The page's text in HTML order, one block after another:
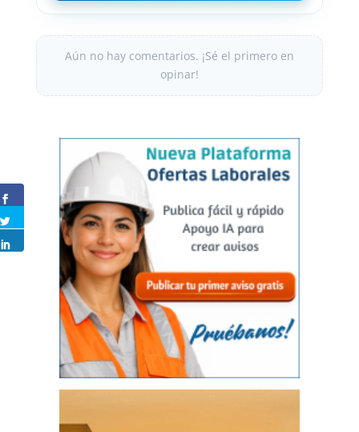
Aún no hay comentarios. ¡Sé el primero en
opinar!